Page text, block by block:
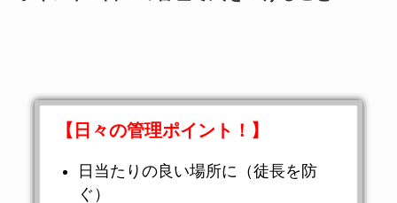
【日々の管理ポイント！】
日当たりの良い場所に（徒長を防
ぐ）